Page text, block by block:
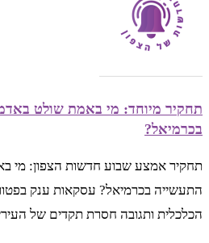
תחקיר מיוחד: מי באמת שולט
בכרמיאל?
תחקיר אמצע שבוע חדשות הצפון: מי
התעשייה בכרמיאל? עסקאות ענק
הכלכלית ותגובה חסרת תקדים של